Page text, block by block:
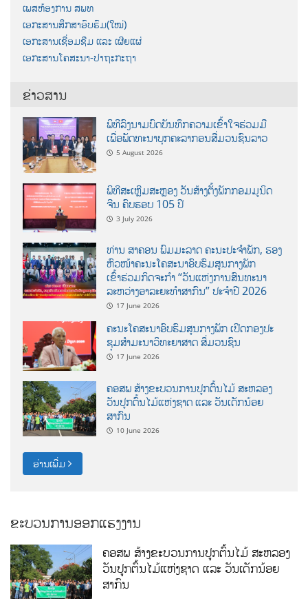
ເພສຫ້ອງການ ສພທ
ເອກະສານສຶກສາອົບຮົມ(ໃໝ່)
ເອກະສານເຊື່ອມຊືມ ແລະ ເຜີຍແຜ່
ເອກະສານໂຄສະນາ-ປາຖະກະຖາ
ຂ່າວສານ
ພິທີລົງນາມບົດບັນທຶກຄວາມເຂົ້າໃຈຮ່ວມມື
ເພື່ອພັດທະນາບຸກຄະລາກອນສື່ມວນຊົນລາວ
5 August 2026
ພິທີສະເຫຼີມສະຫຼອງ ວັນສ້າງຕັ້ງພັກກອມມູນິດ
ຈີນ ຄົບຮອບ 105 ປີ
3 July 2026
ທ່ານ ສາຄອນ ພົມມະລາດ ຄະນະປະຈໍາພັກ, ຮອງ
ຫົວໜ້າຄະນະໂຄສະນາອົບຮົມສູນກາງພັກ
ເຂົ້າຮ່ວມກິດຈະກຳ “ວັນແຫ່ງການສົນທະນາ
ລະຫວ່າງອາລະຍະທຳສາກົນ” ປະຈຳປີ 2026
17 June 2026
ຄະນະໂຄສະນາອົບຮົມສູນກາງພັກ ເປີດກອງປະ
ຊຸມສຳມະນາວິທະຍາສາດ ສຶ່ມວນຊົນ
17 June 2026
ຄອສພ ສ້າງຂະບວນການປູກຕົ້ນໄມ້ ສະຫລອງ
ວັນປູກຕົ້ນໄມ້ແຫ່ງຊາດ ແລະ ວັນເດັກນ້ອຍ
ສາກົນ
10 June 2026
ອ່ານເພີ່ມ
ຂະບວນການອອກແຮງງານ
ຄອສພ ສ້າງຂະບວນການປູກຕົ້ນໄມ້ ສະຫລອງ
ວັນປູກຕົ້ນໄມ້ແຫ່ງຊາດ ແລະ ວັນເດັກນ້ອຍ
ສາກົນ